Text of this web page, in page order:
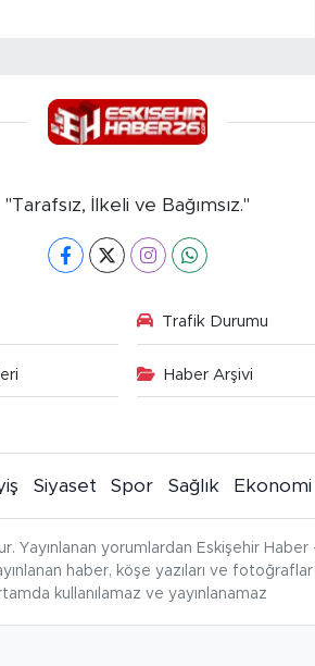
"Tarafsız, İlkeli ve Bağımsız."
Trafik Durumu
Haber Arşivi
Siyaset Spor Sağlık Ekonomi
Yayınlanan yorumlardan Eskişehir
haber, köşe yazıları ve
kullanılamaz ve yayınlanamaz